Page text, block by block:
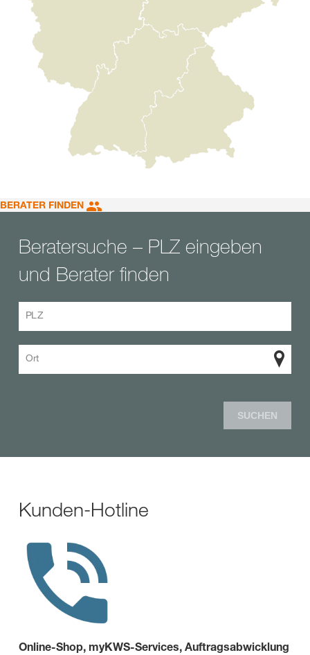
BERATER FINDEN
Beratersuche – PLZ eingeben
und Berater finden
PLZ
Ort
SUCHEN
Kunden-Hotline
Online-Shop, myKWS-Services, Auftragsabwicklung